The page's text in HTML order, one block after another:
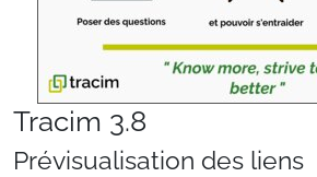
Tracim 3.8
Prévisualisation des liens